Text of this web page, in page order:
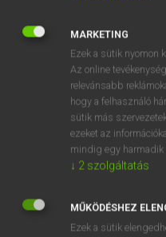
⚲ fetreng keresése
DÍJMENTES ANGOL
fetlock
MARKETING
Ezek a sütik nyomon
Az online
relevánsabb
hogy a felhasználó
sütik más
ezeket az
mindig egy harmadik
↓ 2 szolgáltatás
MŰKÖDÉSHEZ
Ezek a sütik